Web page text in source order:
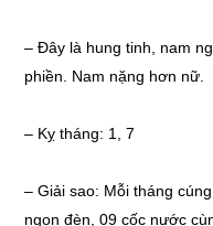
– Đây là hung tinh, nam
phiền. Nam nặng hơn nữ.
– Kỵ tháng: 1, 7
– Giải sao: Mỗi tháng
ngọn đèn, 09 cốc nước